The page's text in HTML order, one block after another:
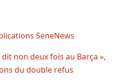
dit non deux fois au Barça »,
du double refus